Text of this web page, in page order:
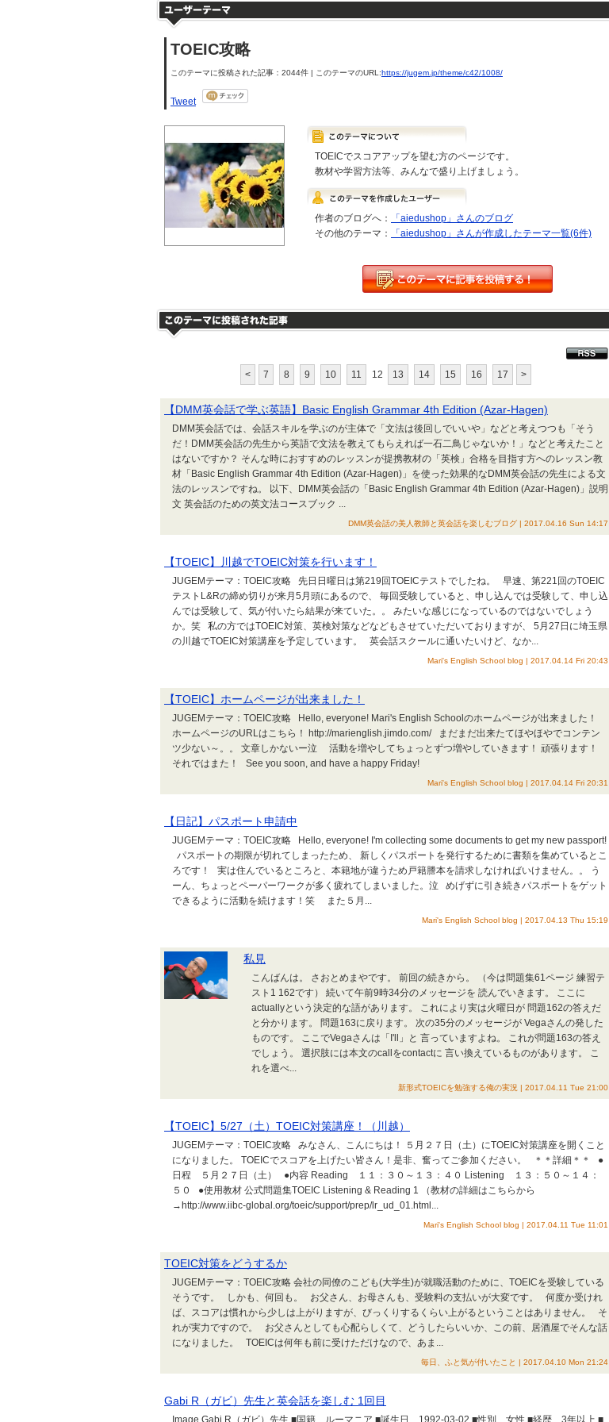
TOEIC攻略
このテーマに投稿された記事：2044件 | このテーマのURL:https://jugem.jp/theme/c42/1008/
Tweet
TOEICでスコアアップを望む方のページです。
教材や学習方法等、みんなで盛り上げましょう。
作者のブログへ：
「aiedushop」さんのブログ
その他のテーマ：
「aiedushop」さんが作成したテーマ一覧(6件)
< 7 8 9 10 11 12 13 14 15 16 17 >
【DMM英会話で学ぶ英語】Basic English Grammar 4th Edition (Azar-Hagen)
DMM英会話では、会話スキルを学ぶのが主体で「文法は後回しでいいや」などと考えつつも「そう
だ！DMM英会話の先生から英語で文法を教えてもらえれば一石二鳥じゃないか！」などと考えたこと
はないですか？ そんな時におすすめのレッスンが提携教材の「英検」合格を目指す方へのレッスン教
材「Basic English Grammar 4th Edition (Azar-Hagen)」を使った効果的なDMM英会話の先生による文
法のレッスンですね。 以下、DMM英会話の「Basic English Grammar 4th Edition (Azar-Hagen)」説明
文 英会話のための英文法コースブック ...
DMM英会話の美人教師と英会話を楽しむブログ | 2017.04.16 Sun 14:17
【TOEIC】川越でTOEIC対策を行います！
JUGEMテーマ：TOEIC攻略 先日日曜日は第219回TOEICテストでしたね。 早速、第221回のTOEIC
テストL&Rの締め切りが来月5月頭にあるので、 毎回受験していると、申し込んでは受験して、申し込
んでは受験して、気が付いたら結果が来ていた。。 みたいな感じになっているのではないでしょう
か。笑 私の方ではTOEIC対策、英検対策などなどもさせていただいておりますが、 5月27日に埼玉県
の川越でTOEIC対策講座を予定しています。 英会話スクールに通いたいけど、なか...
Mari's English School blog | 2017.04.14 Fri 20:43
【TOEIC】ホームページが出来ました！
JUGEMテーマ：TOEIC攻略 Hello, everyone! Mari's English Schoolのホームページが出来ました！
ホームページのURLはこちら！ http://marienglish.jimdo.com/ まだまだ出来たてほやほやでコンテン
ツ少ない～。。 文章しかないー泣 活動を増やしてちょっとずつ増やしていきます！ 頑張ります！
それではまた！ See you soon, and have a happy Friday!
Mari's English School blog | 2017.04.14 Fri 20:31
【日記】パスポート申請中
JUGEMテーマ：TOEIC攻略 Hello, everyone! I'm collecting some documents to get my new passport!
パスポートの期限が切れてしまったため、 新しくパスポートを発行するために書類を集めているとこ
ろです！ 実は住んでいるところと、本籍地が違うため戸籍謄本を請求しなければいけません。。 う
ーん、ちょっとペーパーワークが多く疲れてしまいました。泣 めげずに引き続きパスポートをゲット
できるように活動を続けます！笑 また５月...
Mari's English School blog | 2017.04.13 Thu 15:19
私見
こんばんは。 さおとめまやです。 前回の続きから。 （今は問題集61ページ 練習テ
スト1 162です） 続いて午前9時34分のメッセージを 読んでいきます。 ここに
actuallyという決定的な語があります。 これにより実は火曜日が 問題162の答えだ
と分かります。 問題163に戻ります。 次の35分のメッセージが Vegaさんの発した
ものです。 ここでVegaさんは「I'll」と 言っていますよね。 これが問題163の答え
でしょう。 選択肢には本文のcallをcontactに 言い換えているものがあります。 こ
れを選べ...
新形式TOEICを勉強する俺の実況 | 2017.04.11 Tue 21:00
【TOEIC】5/27（土）TOEIC対策講座！（川越）
JUGEMテーマ：TOEIC攻略 みなさん、こんにちは！ ５月２７日（土）にTOEIC対策講座を開くこと
になりました。 TOEICでスコアを上げたい皆さん！是非、奮ってご参加ください。 ＊＊詳細＊＊ ●
日程 ５月２７日（土） ●内容 Reading １１：３０～１３：４０ Listening １３：５０～１４：
５０ ●使用教材 公式問題集TOEIC Listening & Reading 1 （教材の詳細はこちらから
→http://www.iibc-global.org/toeic/support/prep/lr_ud_01.html...
Mari's English School blog | 2017.04.11 Tue 11:01
TOEIC対策をどうするか
JUGEMテーマ：TOEIC攻略 会社の同僚のこども(大学生)が就職活動のために、TOEICを受験している
そうです。 しかも、何回も。 お父さん、お母さんも、受験料の支払いが大変です。 何度か受けれ
ば、スコアは慣れから少しは上がりますが、びっくりするくらい上がるということはありません。 そ
れが実力ですので。 お父さんとしても心配らしくて、どうしたらいいか、この前、居酒屋でそんな話
になりました。 TOEICは何年も前に受けただけなので、あま...
毎日、ふと気が付いたこと | 2017.04.10 Mon 21:24
Gabi R（ガビ）先生と英会話を楽しむ 1回目
Image Gabi R（ガビ）先生 ■国籍 ルーマニア ■誕生日 1992-03-02 ■性別 女性 ■経歴 3年以上 ■